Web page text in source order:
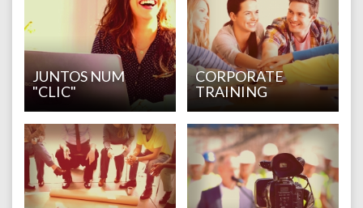
JUNTOS NUM
"CLIC"
CORPORATE
TRAINING